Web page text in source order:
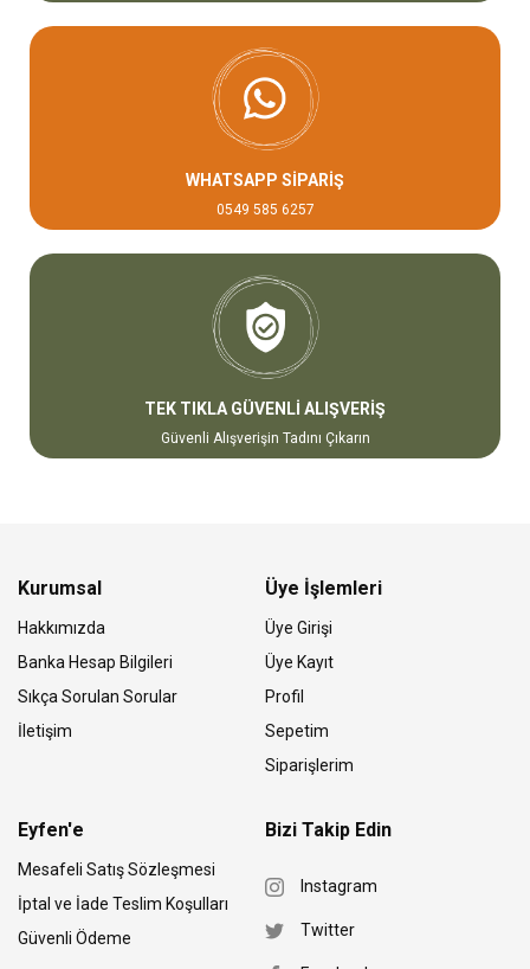
WHATSAPP SİPARİŞ
0549 585 6257
TEK TIKLA GÜVENLİ ALIŞVERİŞ
Güvenli Alışverişin Tadını Çıkarın
Kurumsal
Hakkımızda
Banka Hesap Bilgileri
Sıkça Sorulan Sorular
İletişim
Üye İşlemleri
Üye Girişi
Üye Kayıt
Profil
Sepetim
Siparişlerim
Eyfen'e
Mesafeli Satış Sözleşmesi
İptal ve İade Teslim Koşulları
Güvenli Ödeme
Bizi Takip Edin
Instagram
Twitter